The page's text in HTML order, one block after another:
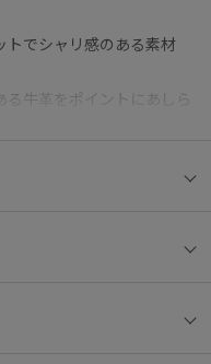
トでシャリ感のある素材
牛革をポイントにあしら
ーン。